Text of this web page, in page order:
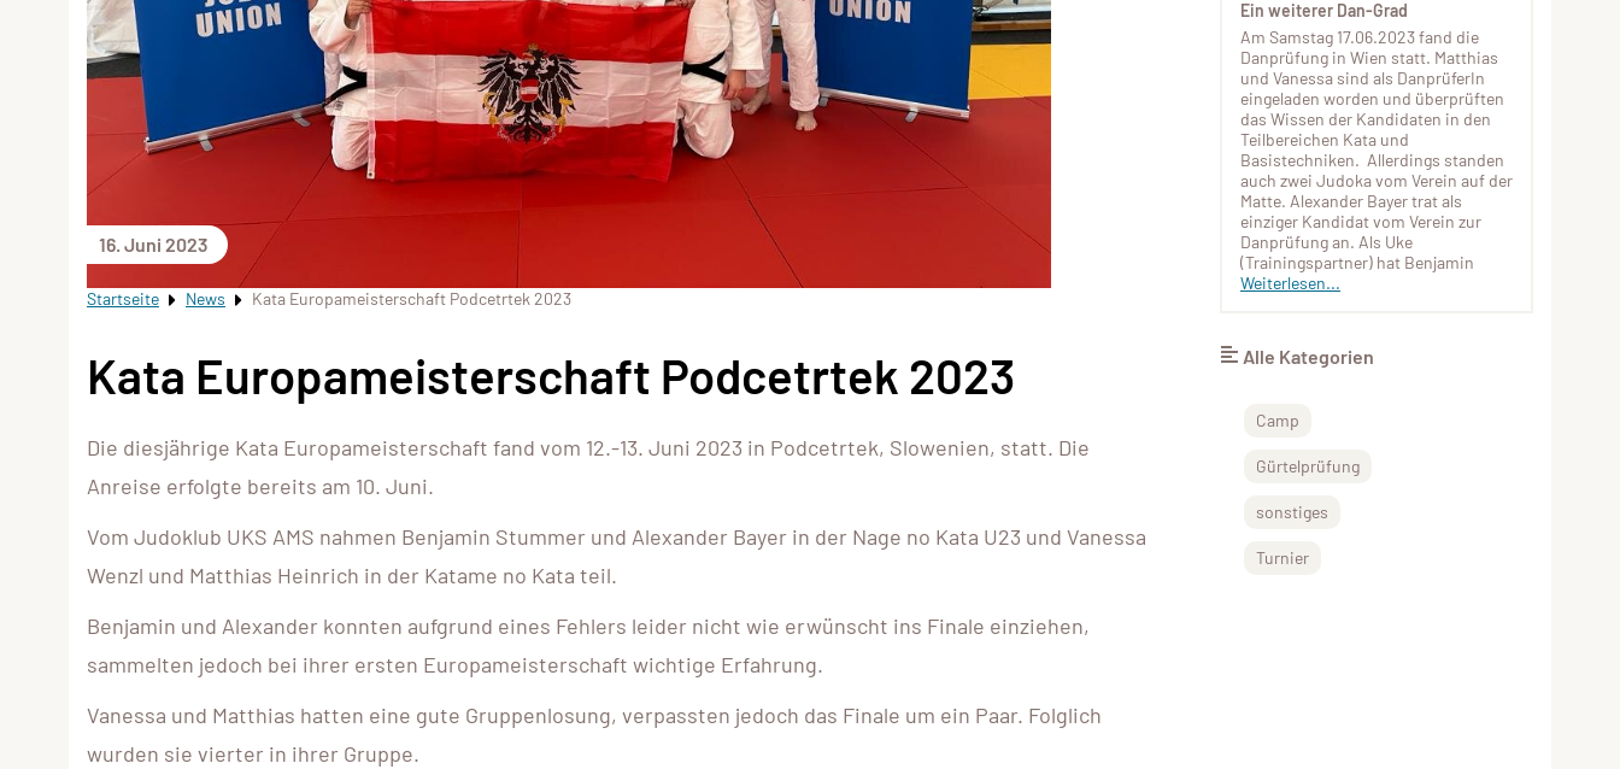
16. Juni 2023
Startseite News Kata Europameisterschaft Podcetrtek 2023
Kata Europameisterschaft Podcetrtek 2023
Die diesjährige Kata Europameisterschaft fand vom 12.-13. Juni 2023 in Podcetrtek, Slowenien, statt. Die
Anreise erfolgte bereits am 10. Juni.
Vom Judoklub UKS AMS nahmen Benjamin Stummer und Alexander Bayer in der Nage no Kata U23 und Vanessa
Wenzl und Matthias Heinrich in der Katame no Kata teil.
Benjamin und Alexander konnten aufgrund eines Fehlers leider nicht wie erwünscht ins Finale einziehen,
sammelten jedoch bei ihrer ersten Europameisterschaft wichtige Erfahrung.
Vanessa und Matthias hatten eine gute Gruppenlosung, verpassten jedoch das Finale um ein Paar. Folglich
wurden sie vierter in ihrer Gruppe.
Ein weiterer Dan-Grad
Am Samstag 17.06.2023 fand die
Danprüfung in Wien statt. Matthias
und Vanessa sind als DanprüferIn
eingeladen worden und überprüften
das Wissen der Kandidaten in den
Teilbereichen Kata und
Basistechniken. Allerdings standen
auch zwei Judoka vom Verein auf der
Matte. Alexander Bayer trat als
einziger Kandidat vom Verein zur
Danprüfung an. Als Uke
(Trainingspartner) hat Benjamin
Weiterlesen...
Alle Kategorien
Camp
Gürtelprüfung
sonstiges
Turnier